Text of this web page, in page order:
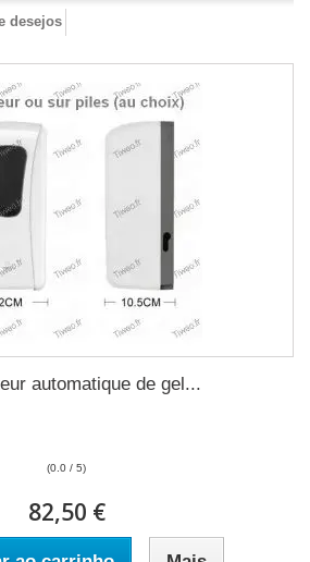
desejos
automatique de gel...
(0.0 / 5)
82,50 €